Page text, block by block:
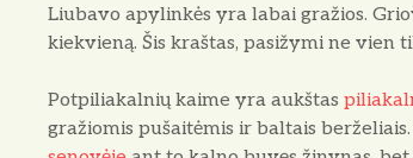
Liubavo apylinkės yra labai gražios.
kiekvieną. Šis kraštas, pasižymi ne vien
Potpiliakalnių kaime yra aukštas
gražiomis pušaitėmis ir baltais